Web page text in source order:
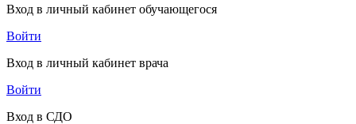
Вход в личный кабинет обучающегося
Войти
Вход в личный кабинет врача
Войти
Вход в СДО